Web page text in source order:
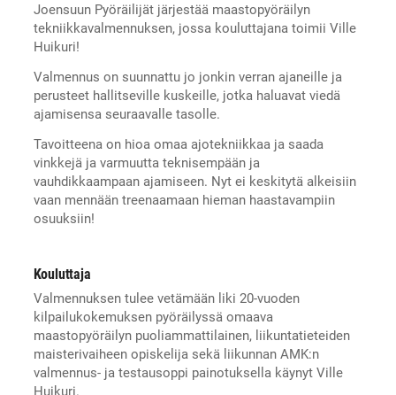
Joensuun Pyöräilijät järjestää maastopyöräilyn
tekniikkavalmennuksen, jossa kouluttajana toimii Ville
Huikuri!
Valmennus on suunnattu jo jonkin verran ajaneille ja
perusteet hallitseville kuskeille, jotka haluavat viedä
ajamisensa seuraavalle tasolle.
Tavoitteena on hioa omaa ajotekniikkaa ja saada
vinkkejä ja varmuutta teknisempään ja
vauhdikkaampaan ajamiseen. Nyt ei keskitytä alkeisiin
vaan mennään treenaamaan hieman haastavampiin
osuuksiin!
Kouluttaja
Valmennuksen tulee vetämään liki 20-vuoden
kilpailukokemuksen pyöräilyssä omaava
maastopyöräilyn puoliammattilainen, liikuntatieteiden
maisterivaiheen opiskelija sekä liikunnan AMK:n
valmennus- ja testausoppi painotuksella käynyt Ville
Huikuri.